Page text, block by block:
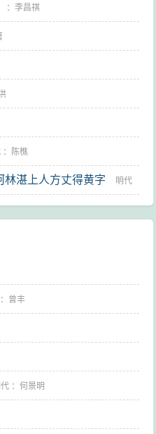
：李昌祺
： 陈樵
林湛上人方丈得黄字 明代
： 曾丰
：何景明